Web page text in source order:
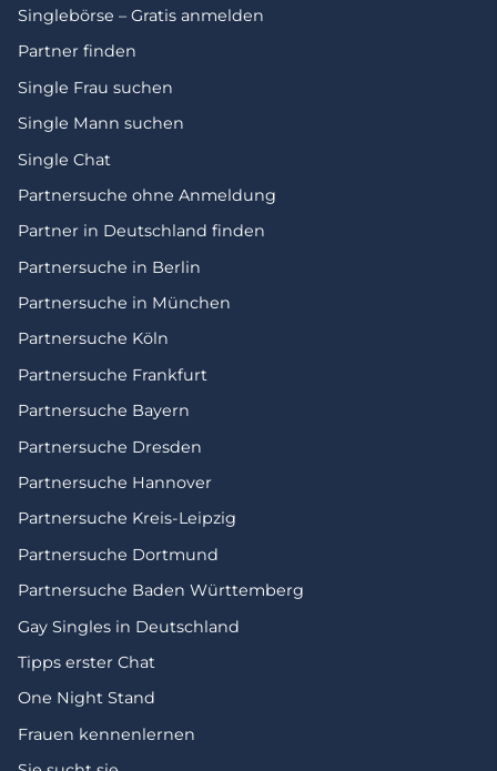
Singlebörse – Gratis anmelden
Partner finden
Single Frau suchen
Single Mann suchen
Single Chat
Partnersuche ohne Anmeldung
Partner in Deutschland finden
Partnersuche in Berlin
Partnersuche in München
Partnersuche Köln
Partnersuche Frankfurt
Partnersuche Bayern
Partnersuche Dresden
Partnersuche Hannover
Partnersuche Kreis-Leipzig
Partnersuche Dortmund
Partnersuche Baden Württemberg
Gay Singles in Deutschland
Tipps erster Chat
One Night Stand
Frauen kennenlernen